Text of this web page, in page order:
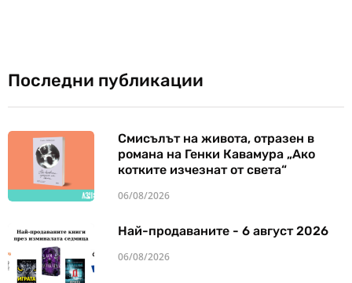
Последни публикации
Смисълът на живота, отразен в
романа на Генки Кавамура „Ако
котките изчезнат от света“
06/08/2026
Най-продаваните - 6 август 2026
06/08/2026